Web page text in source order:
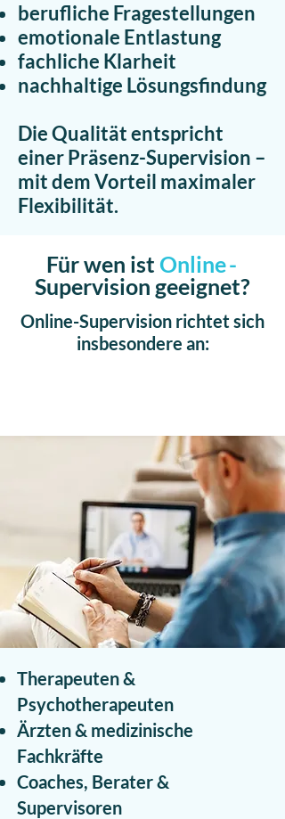
berufliche Fragestellungen
emotionale Entlastung
fachliche Klarheit
nachhaltige Lösungsfindung
DieQualität entspricht
einer Präsenz-Supervision –
mit dem Vorteil maximaler
Flexibilität.
Für wen ist Online-
Supervision geeignet?
Online-Supervision richtet sich
insbesondere an:
Therapeuten &
Psychotherapeuten
Ärzten & medizinische
Fachkräfte
Coaches, Berater &
Supervisoren